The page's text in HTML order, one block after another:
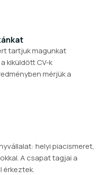
tartjuk magunkat
kiküldött CV-k
mérjük a
helyi piacismeret,
A csapat tagjai a
érkeztek.